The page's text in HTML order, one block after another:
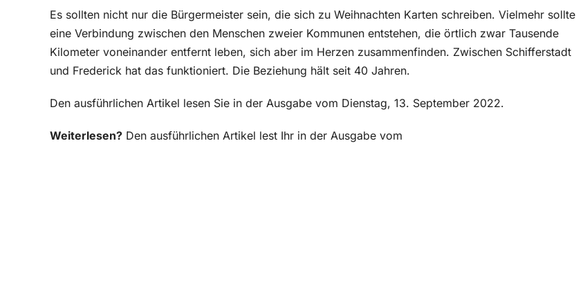
Es sollten nicht nur die Bürgermeister sein, die sich zu Weihnachten Karten schreiben. Vielmehr sollte
eine Verbindung zwischen den Menschen zweier Kommunen entstehen, die örtlich zwar Tausende
Kilometer voneinander entfernt leben, sich aber im Herzen zusammenfinden. Zwischen Schifferstadt
und Frederick hat das funktioniert. Die Beziehung hält seit 40 Jahren.
Den ausführlichen Artikel lesen Sie in der Ausgabe vom Dienstag, 13. September 2022.
Weiterlesen? Den ausführlichen Artikel lest Ihr in der Ausgabe vom